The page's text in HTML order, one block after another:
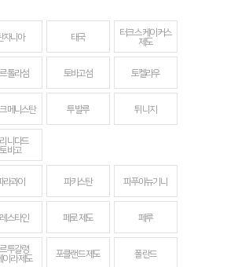
자니아 태국
터크스 케이커스
제도
톨라섬 토바고섬 토켈라우
메니스탄 투발루 튀니지
니다드
토바고
라과이 파키스탄 파푸아뉴기니
스타인 페로 제도 페루
투갈령
이라 제도
포클랜드 제도 폴란드